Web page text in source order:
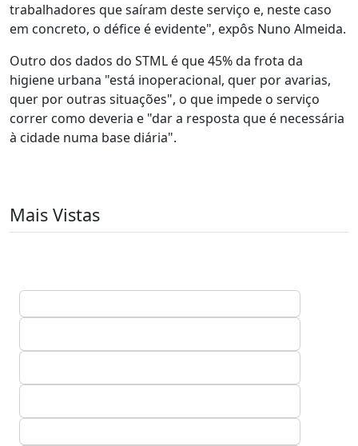
trabalhadores que saíram deste serviço e, neste caso
em concreto, o défice é evidente", expôs Nuno Almeida.
Outro dos dados do STML é que 45% da frota da
higiene urbana "está inoperacional, quer por avarias,
quer por outras situações", o que impede o serviço
correr como deveria e "dar a resposta que é necessária
à cidade numa base diária".
Mais Vistas